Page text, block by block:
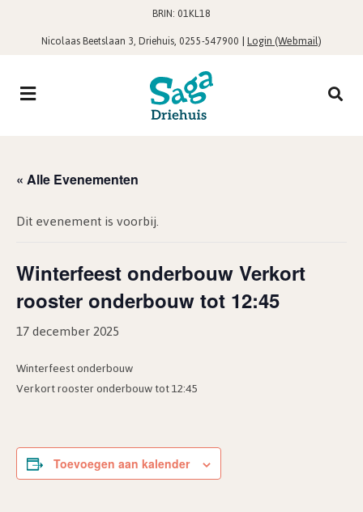
BRIN: 01KL18
Nicolaas Beetslaan 3, Driehuis, 0255-547900 |Login (Webmail)
« Alle Evenementen
Dit evenement is voorbij.
Winterfeest onderbouw Verkort
rooster onderbouw tot 12:45
17 december 2025
Winterfeest onderbouw
Verkort rooster onderbouw tot 12:45
Toevoegen aan kalender